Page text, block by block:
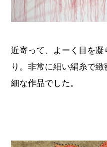
近寄って、よーく目を
り。非常に細い絹糸で
細な作品でした。